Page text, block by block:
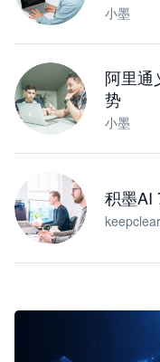
小墨
阿里通
势
小墨
积墨AI